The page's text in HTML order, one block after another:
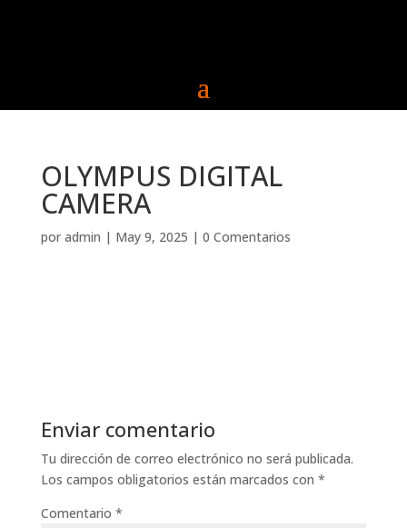
OLYMPUS DIGITAL
CAMERA
por admin | May 9, 2025 | 0 Comentarios
Enviar comentario
Tu dirección de correo electrónico no será publicada.
Los campos obligatorios están marcados con *
Comentario *